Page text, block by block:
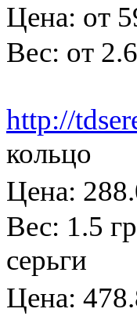
Цена: от
Вес: от
http://
кольцо
Цена:
Вес: 1.5
серьги
Цена: